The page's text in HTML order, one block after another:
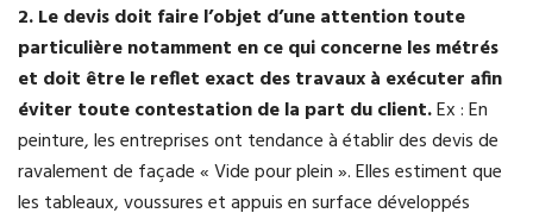
2. Le devis doit faire l’objet d’une attention toute
particulière notamment en ce qui concerne les métrés
et doit être le reflet exact des travaux à exécuter afin
éviter toute contestation de la part du client.Ex : En
peinture, les entreprises ont tendance à établir des devis de
ravalement de façade « Vide pour plein ». Elles estiment que
les tableaux, voussures et appuis en surface développés